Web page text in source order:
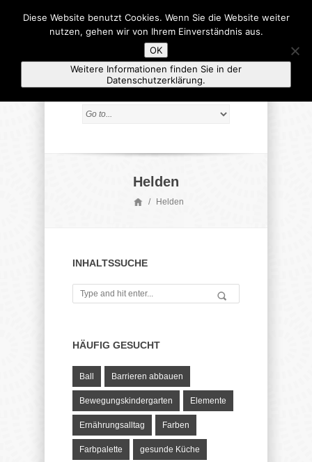
Helden
/ Helden
INHALTSSUCHE
HÄUFIG GESUCHT
Ball Barrieren abbauen
Bewegungskindergarten Elemente
Ernährungsalltag Farben
Farbpalette gesunde Küche
Diese Website benutzt Cookies. Wenn Sie die Website weiter
nutzen, gehen wir von Ihrem Einverständnis aus.
OK
Weitere Informationen finden Sie in der
Datenschutzerklärung.